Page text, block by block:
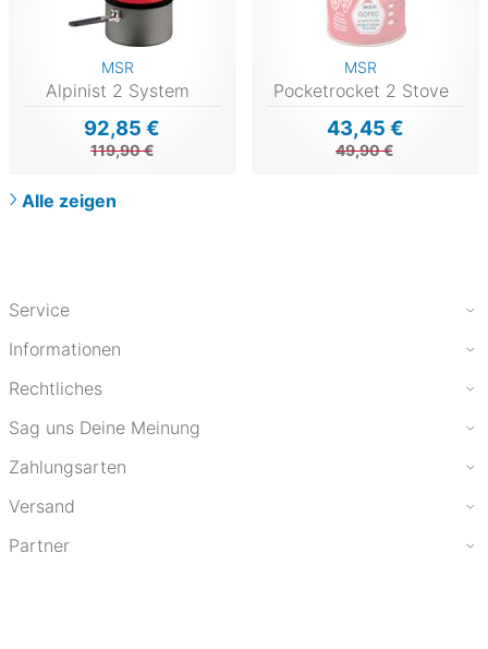
MSR
Alpinist 2 System
92,85 €
119,90 €
MSR
Pocketrocket 2 Stove
43,45 €
49,90 €
Alle zeigen
Service
Informationen
Rechtliches
Sag uns Deine Meinung
Zahlungsarten
Versand
Partner